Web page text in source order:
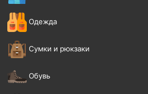
Одежда
Сумки и рюкзаки
Обувь